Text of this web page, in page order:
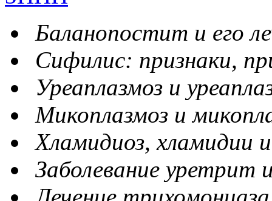
Баланопостит и его
Сифилис: признаки,
Уреаплазмоз и
Микоплазмоз и
Хламидиоз, хламидии
Заболевание уретрит